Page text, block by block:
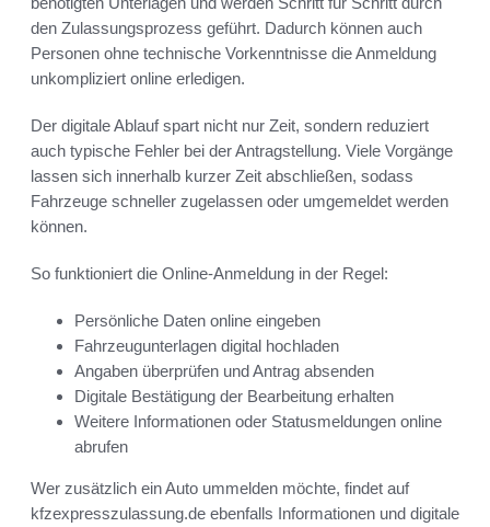
den Zulassungsprozess geführt. Dadurch können auch
Personen ohne technische Vorkenntnisse die Anmeldung
unkompliziert online erledigen.
Der digitale Ablauf spart nicht nur Zeit, sondern reduziert
auch typische Fehler bei der Antragstellung. Viele Vorgänge
lassen sich innerhalb kurzer Zeit abschließen, sodass
Fahrzeuge schneller zugelassen oder umgemeldet werden
können.
So funktioniert die Online-Anmeldung in der Regel:
Persönliche Daten online eingeben
Fahrzeugunterlagen digital hochladen
Angaben überprüfen und Antrag absenden
Digitale Bestätigung der Bearbeitung erhalten
Weitere Informationen oder Statusmeldungen online
abrufen
Wer zusätzlich ein Auto ummelden möchte, findet auf
kfzexpresszulassung.de ebenfalls Informationen und digitale